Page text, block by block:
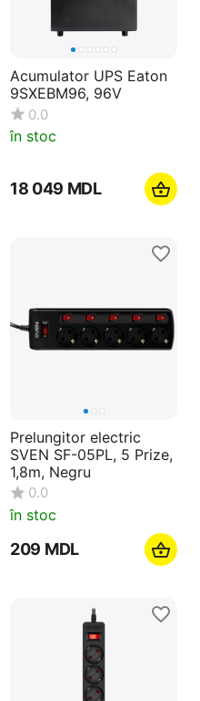
Acumulator UPS Eaton
9SXEBM96, 96V
0.0
în stoc
18 049 MDL
Prelungitor electric
SVEN SF-05PL, 5 Prize,
1,8m, Negru
0.0
în stoc
‍209‍ MDL